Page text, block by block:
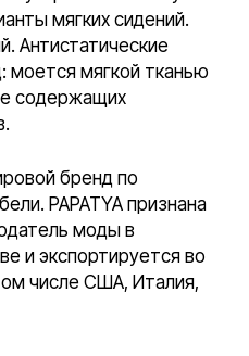
мягких сидений.
Антистатические
моется мягкой тканью
содержащих
бренд по
PAPATYA признана
моды в
и экспортируется во
числе США, Италия,